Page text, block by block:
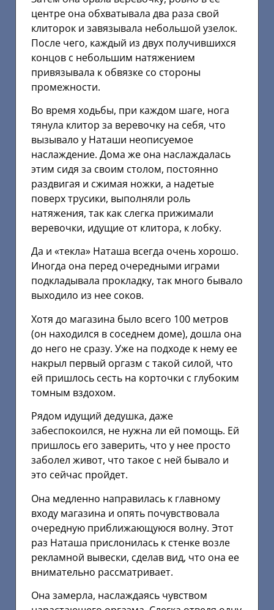
центре она обхватывала два раза свой
клиторок и завязывала небольшой узелок.
После чего, каждый из двух получившихся
концов с небольшим натяжением
привязывала к обвязке со стороны
промежности.
Во время ходьбы, при каждом шаге, нога
тянула клитор за веревочку на себя, что
вызывало у Наташи неописуемое
наслаждение. Дома же она наслаждалась
этим сидя за своим столом, постоянно
раздвигая и сжимая ножки, а надетые
поверх трусики, выполняли роль
натяжения, так как слегка прижимали
веревочки, идущие от клитора, к лобку.
Да и «текла» Наташа всегда очень хорошо.
Иногда она перед очередными играми
подкладывала прокладку, так много бывало
выходило из нее соков.
Хотя до магазина было всего 100 метров
(он находился в соседнем доме), дошла она
до него не сразу. Уже на подходе к нему ее
накрыл первый оргазм с такой силой, что
ей пришлось сесть на корточки с глубоким
томным вздохом.
Рядом идущий дедушка, даже
забеспокоился, не нужна ли ей помощь. Ей
пришлось его заверить, что у нее просто
заболел живот, что такое с ней бывало и
это сейчас пройдет.
Она медленно направилась к главному
входу магазина и опять почувствовала
очередную приближающуюся волну. Этот
раз Наташа прислонилась к стенке возле
рекламной вывески, сделав вид, что она ее
внимательно рассматривает.
Она замерла, наслаждаясь чувством